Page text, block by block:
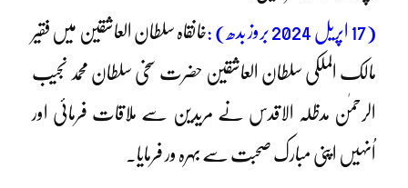
(17 اپریل 2024 بروز بدھ) : خانقاہ سلطان العاشقین میں فقیر
مالک الملکی سلطان العاشقین حضرت سخی سلطان محمد نجیب
الرحمٰن مدظلہ الاقدس نے مریدین سے ملاقات فرمائی اور
اُنہیں اپنی مبارک صحبت سے بہرہ ور فرمایا۔